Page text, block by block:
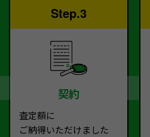
Step.3
契約
査定額に
ご納得いただけました